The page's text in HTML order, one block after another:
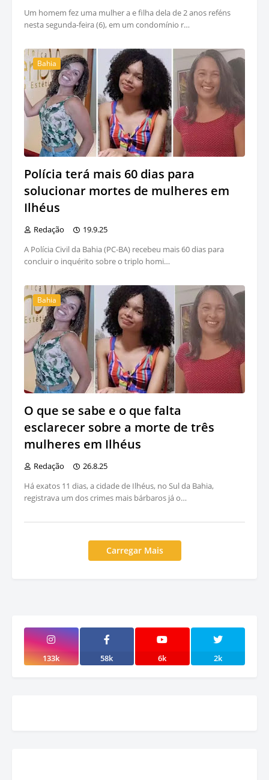
Um homem fez uma mulher a e filha dela de 2 anos reféns
nesta segunda-feira (6), em um condomínio r…
Bahia
Polícia terá mais 60 dias para
solucionar mortes de mulheres em
Ilhéus
Redação
19.9.25
A Polícia Civil da Bahia (PC-BA) recebeu mais 60 dias para
concluir o inquérito sobre o triplo homi…
Bahia
O que se sabe e o que falta
esclarecer sobre a morte de três
mulheres em Ilhéus
Redação
26.8.25
Há exatos 11 dias, a cidade de Ilhéus, no Sul da Bahia,
registrava um dos crimes mais bárbaros já o…
Carregar Mais
133k 58k 6k 2k